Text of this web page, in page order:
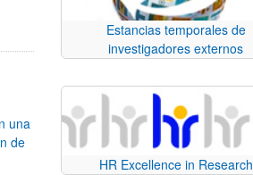
una
de
Estancias temporales de
investigadores externos
HR Excellence in Research